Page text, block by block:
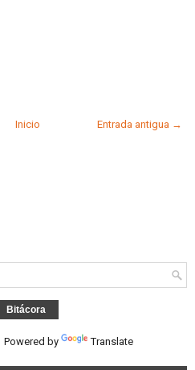
Entrada antigua →
Inicio
Bitácora
Powered by Translate